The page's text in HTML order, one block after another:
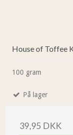
House of Toffee
100 gram
På lager
39,95 DKK